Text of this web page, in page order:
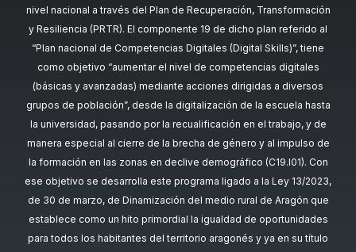
nivel nacional a través del Plan de Recuperación, Transformación
y Resiliencia (PRTR). El componente 19 de dicho plan referido al
“Plan nacional de Competencias Digitales (Digital Skills)”, tiene
como objetivo “aumentar el nivel de competencias digitales
(básicas y avanzadas) mediante acciones dirigidas a diversos
grupos de población”, desde la digitalización de la escuela hasta
la universidad, pasando por la recualificación en el trabajo, y de
manera especial al cierre de la brecha de género y al impulso de
la formación en las zonas en declive demográfico (C19.I01). Con
ese objetivo se desarrolla este programa ligado a la Ley 13/2023,
de 30 de marzo, de Dinamización del medio rural de Aragón que
establece como un hito primordial la igualdad de oportunidades
para todos los habitantes del territorio aragonés y ya en su título